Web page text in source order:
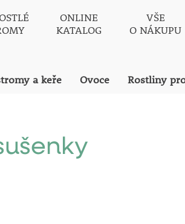
ONLINE
KATALOG
VŠE
O NÁKUPU
a keře Ovoce Rostliny